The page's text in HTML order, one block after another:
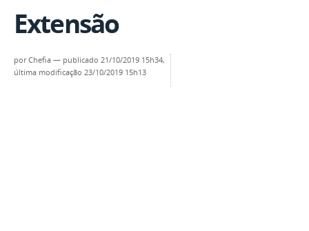
Extensão
porChefia — publicado 21/10/2019 15h34,
última modificação 23/10/2019 15h13